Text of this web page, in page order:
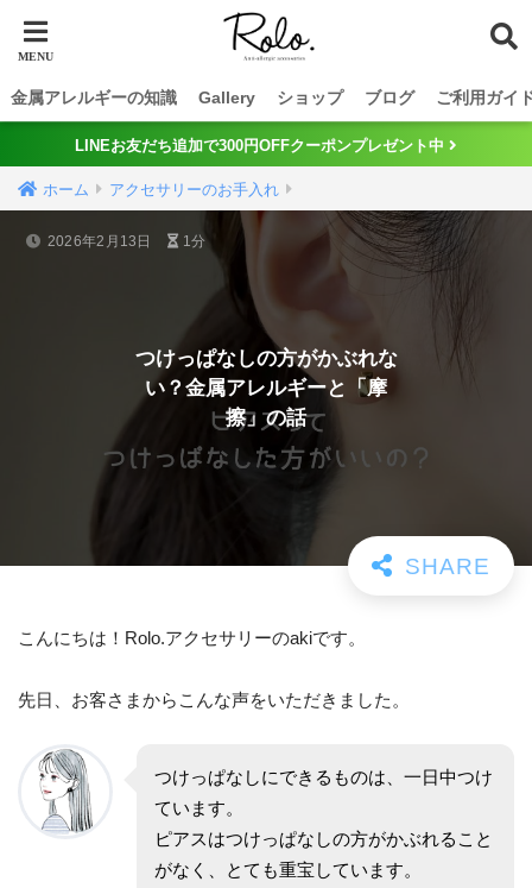
金属アレルギーの知識 Gallery ショップ ブログ ご利用ガイ
LINEお友だち追加で300円OFFクーポンプレゼント中
ホーム アクセサリーのお手入れ
つけっぱなしの方がかぶれな
い？金属アレルギーと「摩
擦」の話
2026年2月13日 1分
こんにちは！Rolo.アクセサリーのakiです。
先日、お客さまからこんな声をいただきました。
つけっぱなしにできるものは、一日中つけ
ています。
ピアスはつけっぱなしの方がかぶれること
がなく、とても重宝しています。